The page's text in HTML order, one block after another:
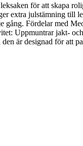
för att skapa
extra julstämning till
gång. Fördelar med
Uppmuntrar jakt-
är designad för att